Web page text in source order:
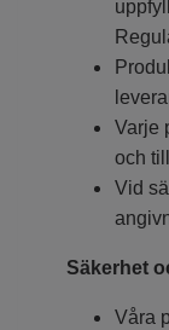
Varje
och
Vid
Säkerhet
Våra